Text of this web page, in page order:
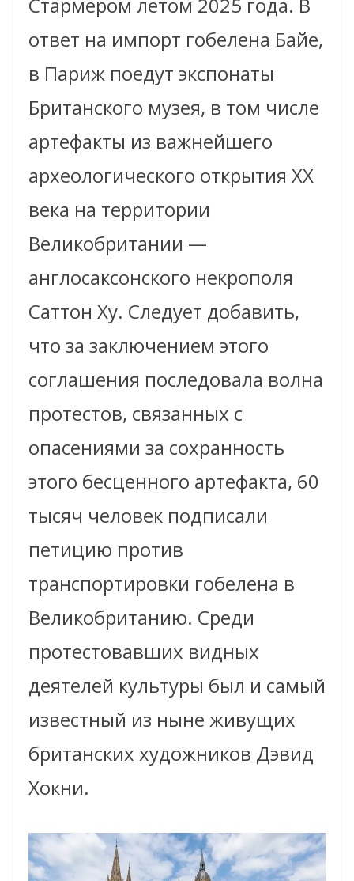
Стармером летом 2025 года. В
ответ на импорт гобелена Байе,
в Париж поедут экспонаты
Британского музея, в том числе
артефакты из важнейшего
археологического открытия XX
века на территории
Великобритании —
англосаксонского некрополя
Саттон Ху. Следует добавить,
что за заключением этого
соглашения последовала волна
протестов, связанных с
опасениями за сохранность
этого бесценного артефакта, 60
тысяч человек подписали
петицию против
транспортировки гобелена в
Великобританию. Среди
протестовавших видных
деятелей культуры был и самый
известный из ныне живущих
британских художников Дэвид
Хокни.